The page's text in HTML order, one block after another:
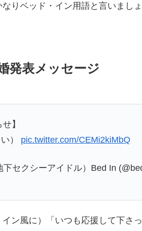
なりベッド・イン用語と言いまし
発表メッセージ
】
） pic.twitter.com/CEMi2kiMbQ
セクシーアイドル）Bed In
イン風に）「いつも応援して下